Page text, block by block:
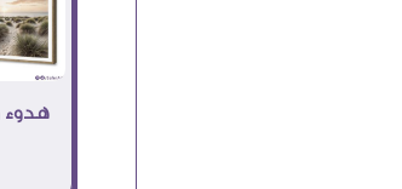
هدوء